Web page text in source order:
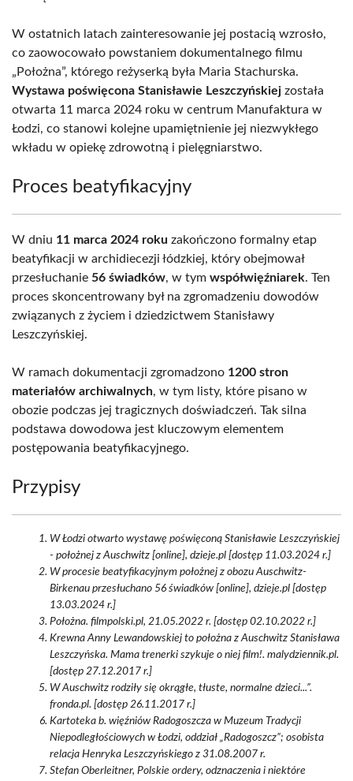
W ostatnich latach zainteresowanie jej postacią wzrosło,
co zaowocowało powstaniem dokumentalnego filmu
„Położna”, którego reżyserką była Maria Stachurska.
Wystawa poświęcona Stanisławie Leszczyńskiej została
otwarta 11 marca 2024 roku w centrum Manufaktura w
Łodzi, co stanowi kolejne upamiętnienie jej niezwykłego
wkładu w opiekę zdrowotną i pielęgniarstwo.
Proces beatyfikacyjny
W dniu 11 marca 2024 roku zakończono formalny etap
beatyfikacji w archidiecezji łódzkiej, który obejmował
przesłuchanie 56 świadków, w tym współwięźniarek. Ten
proces skoncentrowany był na zgromadzeniu dowodów
związanych z życiem i dziedzictwem Stanisławy
Leszczyńskiej.
W ramach dokumentacji zgromadzono 1200 stron
materiałów archiwalnych, w tym listy, które pisano w
obozie podczas jej tragicznych doświadczeń. Tak silna
podstawa dowodowa jest kluczowym elementem
postępowania beatyfikacyjnego.
Przypisy
W Łodzi otwarto wystawę poświęconą Stanisławie Leszczyńskiej
- położnej z Auschwitz [online], dzieje.pl [dostęp 11.03.2024 r.]
W procesie beatyfikacyjnym położnej z obozu Auschwitz-
Birkenau przesłuchano 56 świadków [online], dzieje.pl [dostęp
13.03.2024 r.]
Położna. filmpolski.pl, 21.05.2022 r. [dostęp 02.10.2022 r.]
Krewna Anny Lewandowskiej to położna z Auschwitz Stanisława
Leszczyńska. Mama trenerki szykuje o niej film!. malydziennik.pl.
[dostęp 27.12.2017 r.]
W Auschwitz rodziły się okrągłe, tłuste, normalne dzieci...”.
fronda.pl. [dostęp 26.11.2017 r.]
Kartoteka b. więźniów Radogoszcza w Muzeum Tradycji
Niepodległościowych w Łodzi, oddział „Radogoszcz”; osobista
relacja Henryka Leszczyńskiego z 31.08.2007 r.
Stefan Oberleitner, Polskie ordery, odznaczenia i niektóre